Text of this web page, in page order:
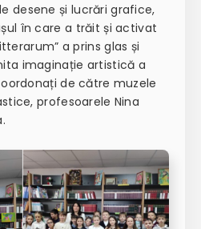
desene și lucrări grafice,
în care a trăit și activat
a prins glas și
imaginație artistică a
de către muzele
profesoarele Nina